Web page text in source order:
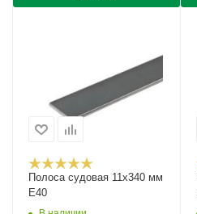
Полоса судовая 11х340 мм
E40